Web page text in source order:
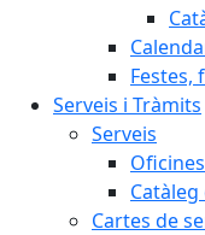
Festes,
Serveis i Tràmits
Serveis
Catàleg
Cartes de